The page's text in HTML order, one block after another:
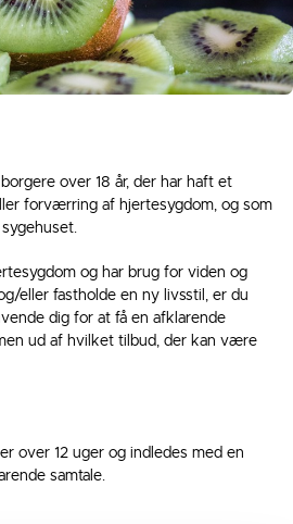
over 18 år, der har haft et
forværring af hjertesygdom, og som
og har brug for viden og
eller fastholde en ny livsstil, er du
dig for at få en afklarende
ud af hvilket tilbud, der kan være
over 12 uger og indledes med en
samtale.